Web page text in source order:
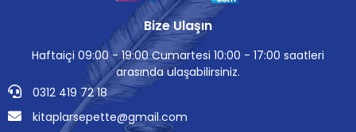
Bize Ulaşın
Haftaiçi 09:00 - 19:00 Cumartesi 10:00 - 17:00 saatleri
arasında ulaşabilirsiniz.
0312 419 72 18
kitaplarsepette@gmail.com